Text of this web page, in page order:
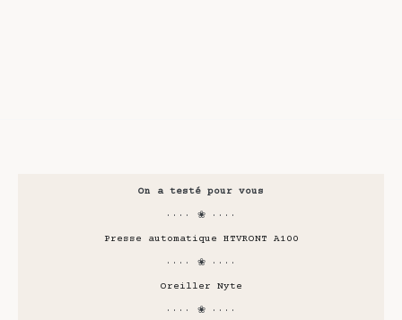
On a testé pour vous
···· ❀ ····
Presse automatique HTVRONT A100
···· ❀ ····
Oreiller Nyte
···· ❀ ····